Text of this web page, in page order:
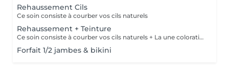
Rehaussement Cils
Ce soin consiste à courber vos cils naturels
Rehaussement + Teinture
Ce soin consiste à courber vos cils naturels + La une coloration des cils
Forfait 1/2 jambes & bikini